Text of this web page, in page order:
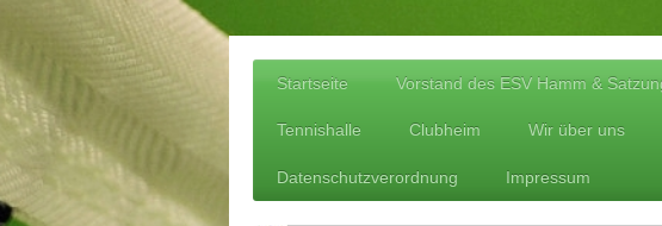
Startseite Vorstand des ESV Hamm &
Tennishalle Clubheim Wir über uns
Datenschutzverordnung Impressum